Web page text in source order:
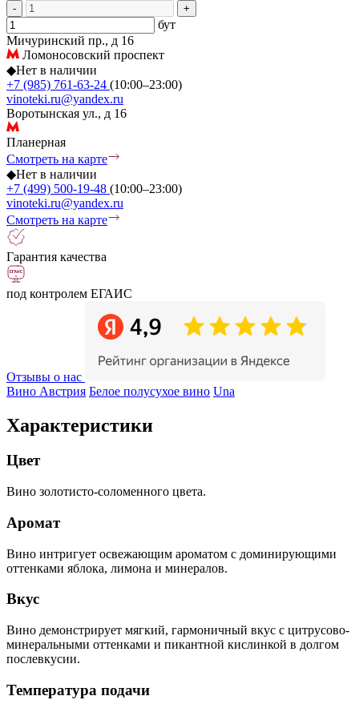
- +
бут
Мичуринский пр., д 16
Ломоносовский проспект
◆Нет в наличии
+7 (985) 761-63-24 (10:00–23:00)
vinoteki.ru@yandex.ru
Воротынская ул., д 16
Планерная
Смотреть на карте
◆Нет в наличии
+7 (499) 500-19-48 (10:00–23:00)
vinoteki.ru@yandex.ru
Смотреть на карте
Гарантия качества
под контролем ЕГАИС
Отзывы о нас
Вино Австрия Белое полусухое вино Una
Характеристики
Цвет
Вино золотисто-соломенного цвета.
Аромат
Вино интригует освежающим ароматом с доминирующими
оттенками яблока, лимона и минералов.
Вкус
Вино демонстрирует мягкий, гармоничный вкус с цитрусово-
минеральными оттенками и пикантной кислинкой в долгом
послевкусии.
Температура подачи